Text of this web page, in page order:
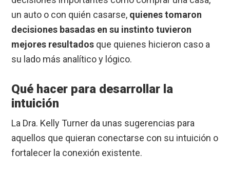
un auto o con quién casarse, quienes tomaron
decisiones basadas en su instinto tuvieron
mejores resultados que quienes hicieron caso a
su lado más analítico y lógico.
Qué hacer para desarrollar la
intuición
La Dra. Kelly Turner da unas sugerencias para
aquellos que quieran conectarse con su intuición o
fortalecer la conexión existente.